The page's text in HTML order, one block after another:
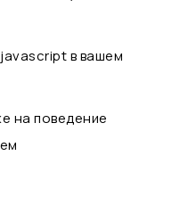
в вашем
на поведение